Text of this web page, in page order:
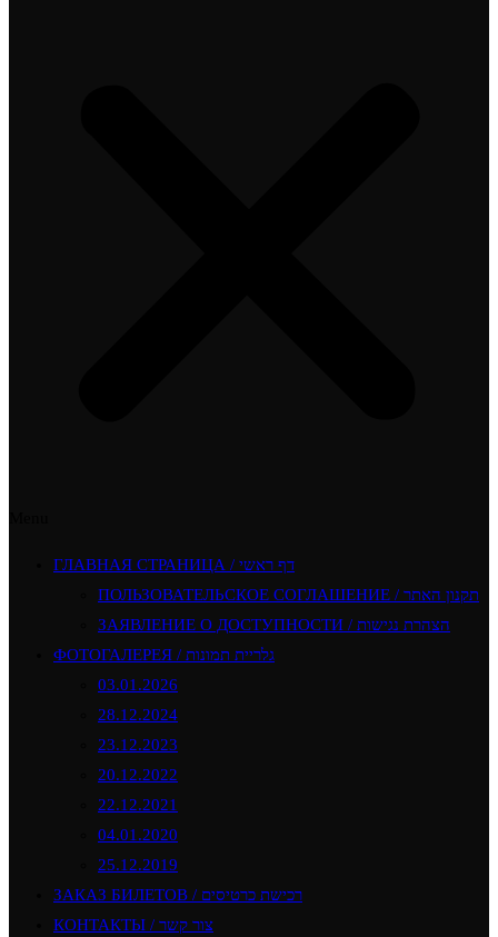
ГЛАВНАЯ СТРАНИЦА / דף ראשי
ПОЛЬЗОВАТЕЛЬСКОЕ СОГЛАШЕНИЕ / תקנון האתר
ЗАЯВЛЕНИЕ О ДОСТУПНОСТИ / הצהרת נגישות
ФОТОГАЛЕРЕЯ / גלריית תמונות
03.01.2026
28.12.2024
23.12.2023
20.12.2022
22.12.2021
04.01.2020
25.12.2019
ЗАКАЗ БИЛЕТОВ / רכישת כרטיסים
КОНТАКТЫ / צור קשר